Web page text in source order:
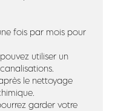
fois par mois pour
utiliser un
le nettoyage
garder votre